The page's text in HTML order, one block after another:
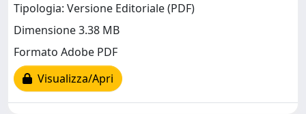
Tipologia: Versione Editoriale (PDF)
Dimensione 3.38 MB
Formato Adobe PDF
Visualizza/Apri